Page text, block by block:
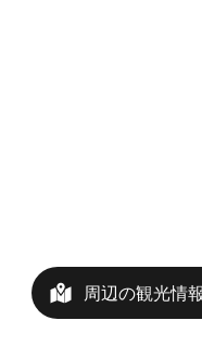
周辺の観光情